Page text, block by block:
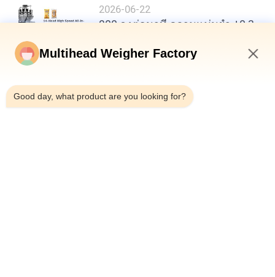
2026-06-22
200 ถุงต่อนาที ความแม่นยำ ±0.3
ประสิทธิภาพบรรจุภัณฑ์อาหาร
ด้านบน
Multihead Weigher Factory
Good day, what product are you looking for?